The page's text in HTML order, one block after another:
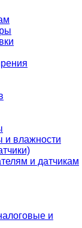
и влажности
и датчикам
и